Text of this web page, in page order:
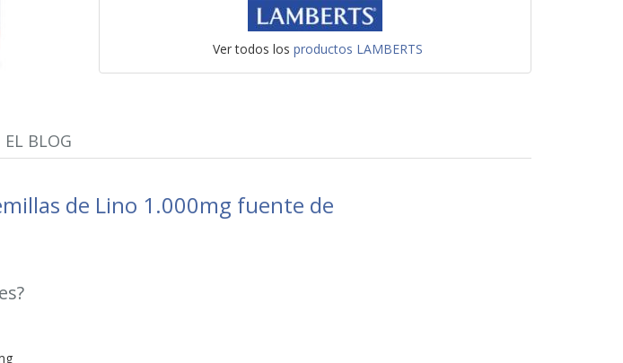
Ver todos los productos LAMBERTS
BLOG
de Lino 1.000mg fuente de